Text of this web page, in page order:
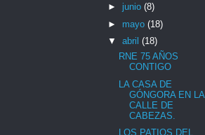
► junio (8)
► mayo (18)
▼ abril (18)
RNE 75 AÑOS
CONTIGO
LA CASA DE
GÓNGORA EN LA
CALLE DE
CABEZAS.
LOS PATIOS DEL